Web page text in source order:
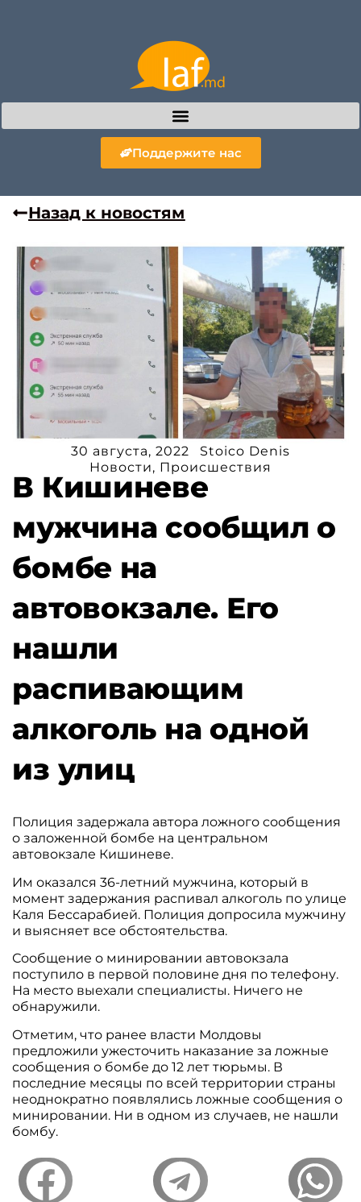
Поддержите нас
Назад к новостям
30 августа, 2022
Stoico Denis
Новости, Происшествия
В Кишиневе
мужчина сообщил о
бомбе на
автовокзале. Его
нашли
распивающим
алкоголь на одной
из улиц
Полиция задержала автора ложного сообщения
о заложенной бомбе на центральном
автовокзале Кишиневе.
Им оказался 36-летний мужчина, который в
момент задержания распивал алкоголь по улице
Каля Бессарабией. Полиция допросила мужчину
и выясняет все обстоятельства.
Сообщение о минировании автовокзала
поступило в первой половине дня по телефону.
На место выехали специалисты. Ничего не
обнаружили.
Отметим, что ранее власти Молдовы
предложили ужесточить наказание за ложные
сообщения о бомбе до 12 лет тюрьмы. В
последние месяцы по всей территории страны
неоднократно появлялись ложные сообщения о
минировании. Ни в одном из случаев, не нашли
бомбу.